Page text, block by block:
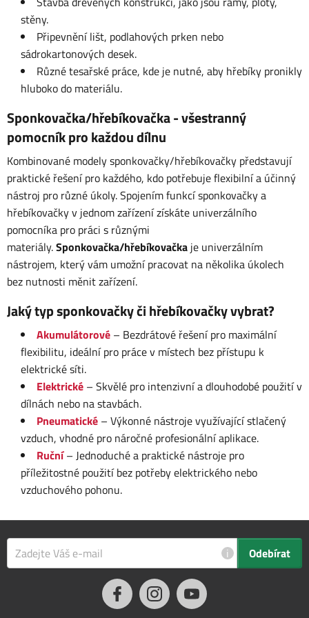
stěny.
Připevnění lišt, podlahových prken nebo
sádrokartonových desek.
Různé tesařské práce, kde je nutné, aby hřebíky pronikly
hluboko do materiálu.
Sponkovačka/hřebíkovačka - všestranný
pomocník pro každou dílnu
Kombinované modely sponkovačky/hřebíkovačky představují
praktické řešení pro každého, kdo potřebuje flexibilní a účinný
nástroj pro různé úkoly. Spojením funkcí sponkovačky a
hřebíkovačky v jednom zařízení získáte univerzálního
pomocníka pro práci s různými
materiály.Sponkovačka/hřebíkovačka je univerzálním
nástrojem, který vám umožní pracovat na několika úkolech
bez nutnosti měnit zařízení.
Jaký typ sponkovačky či hřebíkovačky vybrat?
Akumulátorové – Bezdrátové řešení pro maximální
flexibilitu, ideální pro práce v místech bez přístupu k
elektrické síti.
Elektrické – Skvělé pro intenzivní a dlouhodobé použití v
dílnách nebo na stavbách.
Pneumatické – Výkonné nástroje využívající stlačený
vzduch, vhodné pro náročné profesionální aplikace.
Ruční – Jednoduché a praktické nástroje pro
příležitostné použití bez potřeby elektrického nebo
vzduchového pohonu.
i Odebírat